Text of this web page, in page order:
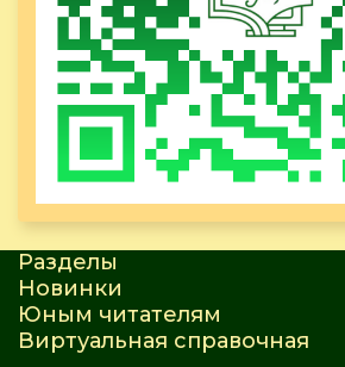
Разделы
Новинки
Юным читателям
Виртуальная справочная